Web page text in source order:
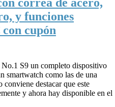
y funciones
cupón
S9 un completo dispositivo
smartwatch como las de una
destacar que este
y ahora hay disponible en el